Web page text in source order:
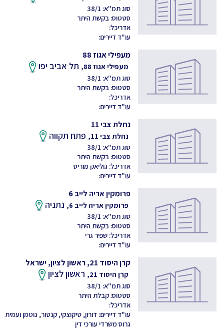
סוג תמ"א: 38/1
סטטוס: בקשת היתר
אדריכל:
עו"ד דיירים:
מעפילי אגוז 88
מעפילי אגוז 88, תל אביב יפו
סוג תמ"א: 38/1
סטטוס: בקשת היתר
אדריכל:
עו"ד דיירים:
נחלת צבי 11
נחלת צבי 11, פתח תקווה
סוג תמ"א: 38/1
סטטוס: בקשת היתר
אדריכל: גוליאק מוריס
עו"ד דיירים:
פרומקין אריה לייב 6
פרומקין אריה לייב 6, נתניה
סוג תמ"א: 38/1
סטטוס: בקשת היתר
אדריכל: שפיר גרי
עו"ד דיירים:
קרן היסוד 21, ראשון לציון, ישראל
קרן היסוד 21, ראשון לציון
סוג תמ"א: 38/1
סטטוס: קבלת היתר
אדריכל:
עו"ד דיירים: דורון, טיקוצקי, קנטור, גוטמן ועמית
גרוס משרדי עורכי דין